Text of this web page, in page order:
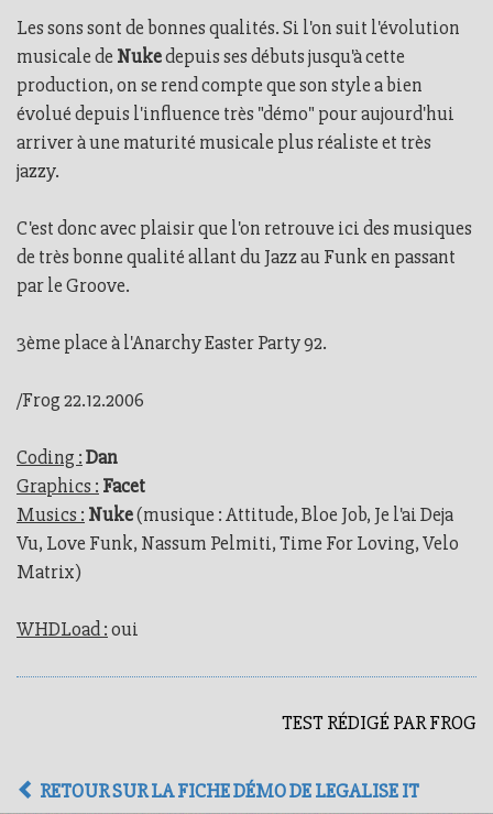
Les sons sont de bonnes qualités. Si l'on suit l'évolution
musicale de Nukedepuis ses débuts jusqu'à cette
production, on se rend compte que son style a bien
évolué depuis l'influence très "démo" pour aujourd'hui
arriver à une maturité musicale plus réaliste et très
jazzy.
C'est donc avec plaisir que l'on retrouve ici des musiques
de très bonne qualité allant du Jazz au Funk en passant
par le Groove.
3ème place à l'Anarchy Easter Party 92.
/Frog 22.12.2006
Coding :Dan
Graphics : Facet
Musics : Nuke(musique : Attitude, Bloe Job, Je l'ai Deja
Vu, Love Funk, Nassum Pelmiti, Time For Loving, Velo
Matrix)
WHDLoad :oui
TEST RÉDIGÉ PAR FROG
RETOUR SUR LA FICHE DÉMO DE LEGALISE IT